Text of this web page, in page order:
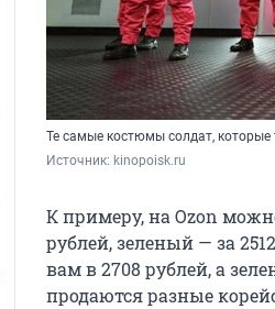
Те самые костюмы солдат,
Источник: kinopoisk.ru
К примеру, на Ozon
рублей, зеленый — за
вам в 2708 рублей, а
продаются разные